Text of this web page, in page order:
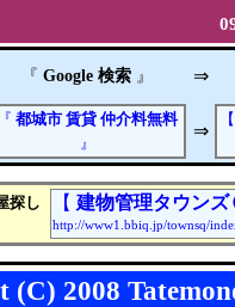
『 Google 検索 』 ⇒
『 都城市 賃貸 仲介料無料
』
⇒
探し
【 建物管理タウン
http://www1.bbiq.jp/townsq/
(C) 2008